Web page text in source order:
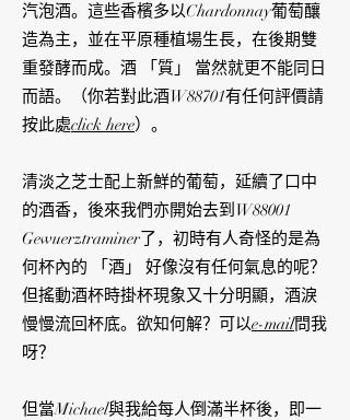
汽泡酒。這些香檳多以Chardonnay葡萄釀
造為主，並在平原種植場生長，在後期雙
重發酵而成。酒 「質」 當然就更不能同日
而語。（你若對此酒W88701有任何評價請
按此處click here）。
清淡之芝士配上新鮮的葡萄，延續了口中
的酒香，後來我們亦開始去到W88001
Gewuerztraminer了，初時有人奇怪的是為
何杯內的 「酒」 好像沒有任何氣息的呢？
但搖動酒杯時掛杯現象又十分明顯，酒淚
慢慢流回杯底。欲知何解？可以e-mail問我
呀？
但當Michael與我給每人倒滿半杯後，即一